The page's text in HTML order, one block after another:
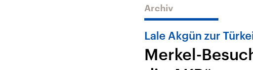
Landtagswahl Sachsen-
USA
Archiv
Lale Akgün zur
Merkel-